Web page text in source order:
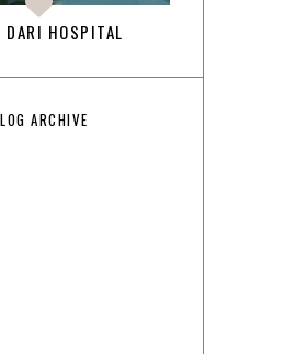
DARI HOSPITAL
ARCHIVE